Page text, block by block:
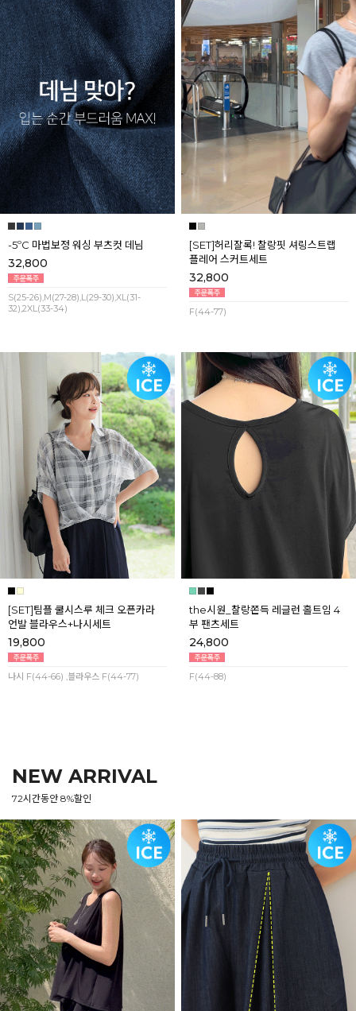
-5ºC 마법보정 워싱 부츠컷 데님
32,800
S(25-26),M(27-28),L(29-30),XL(31-
32),2XL(33-34)
[SET]허리잘록! 찰랑핏 셔링스트랩
플레어 스커트세트
32,800
F(44-77)
[SET]팀플 쿨시스루 체크 오픈카라
언발 블라우스+나시세트
19,800
나시 F(44-66) ,블라우스 F(44-77)
the시원_찰랑쫀득 레글런 홀트임 4
부 팬츠세트
24,800
F(44-88)
NEW ARRIVAL
72시간동안 8%할인